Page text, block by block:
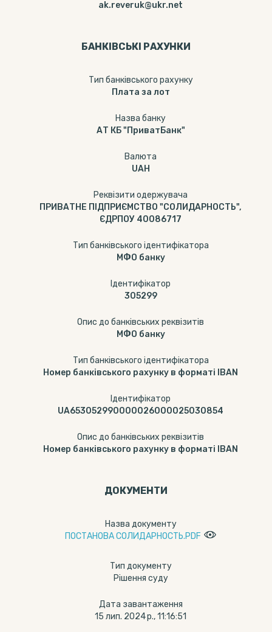
ak.reveruk@ukr.net
БАНКІВСЬКІ РАХУНКИ
Тип банкiвського рахунку
Плата за лот
Назва банку
АТ КБ "ПриватБанк"
Валюта
UAH
Реквізити одержувача
ПРИВАТНЕ ПІДПРИЄМСТВО "СОЛИДАРНОСТЬ",
ЄДРПОУ 40086717
Тип банківського ідентифікатора
МФО банку
Ідентифікатор
305299
Опис до банківських реквізитів
МФО банку
Тип банківського ідентифікатора
Номер банківського рахунку в форматі IBAN
Ідентифікатор
UA653052990000026000025030854
Опис до банківських реквізитів
Номер банківського рахунку в форматі IBAN
ДОКУМЕНТИ
Назва документу
ПОСТАНОВА СОЛИДАРНОСТЬ.PDF
Тип документу
Рішення суду
Дата завантаження
15 лип. 2024 р., 11:16:51